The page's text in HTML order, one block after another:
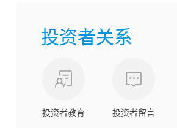
投资者关系
投资者教育 投资者留言